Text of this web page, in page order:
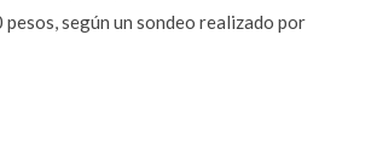
según un sondeo realizado por